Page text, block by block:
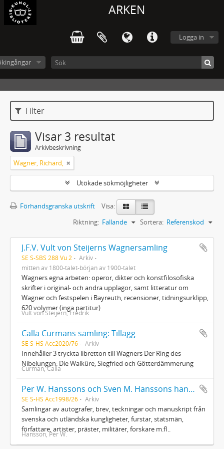
ARKEN
Logga in
Filter
Visar 3 resultat
Arkivbeskrivning
Wagner, Richard,
Utökade sökmöjligheter
Förhandsgranska utskrift
Visa:
Sortera: Referenskod
Riktning: Fallande
J.F.V. Vult von Steijerns Wagnersamling
SE S-SBS 288 Vu 2
Arkiv
mitten av 1800-talet-början av 1900-talet
Wagners egna arbeten: operor, dikter och konstfilosofiska
skrifter i original- och andra upplagor, samt litteratur om
Wagner och festspelen i Bayreuth, recensioner, tidningsurklipp,
620 volymer (inga partitur)
Vult von Steijern, Fredrik
Calla Curmans samling: Tillägg
SE S-HS Acc2020/76 Arkiv
Innehåller 3 tryckta libretton till Wagners Der Ring des
Nibelungen: Die Walküre, Siegfried och Götterdämmerung
Curman, Calla
Per W. Hanssons och Sven M. Hanssons handskriftssamling
SE S-HS Acc1998/26 Arkiv
Samlingar av autografer, brev, teckningar och manuskript från
svenska och utländska kungligheter, furstar, statsmän,
författare, artister, präster, militärer, forskare m.fl..
Hansson, Per W.